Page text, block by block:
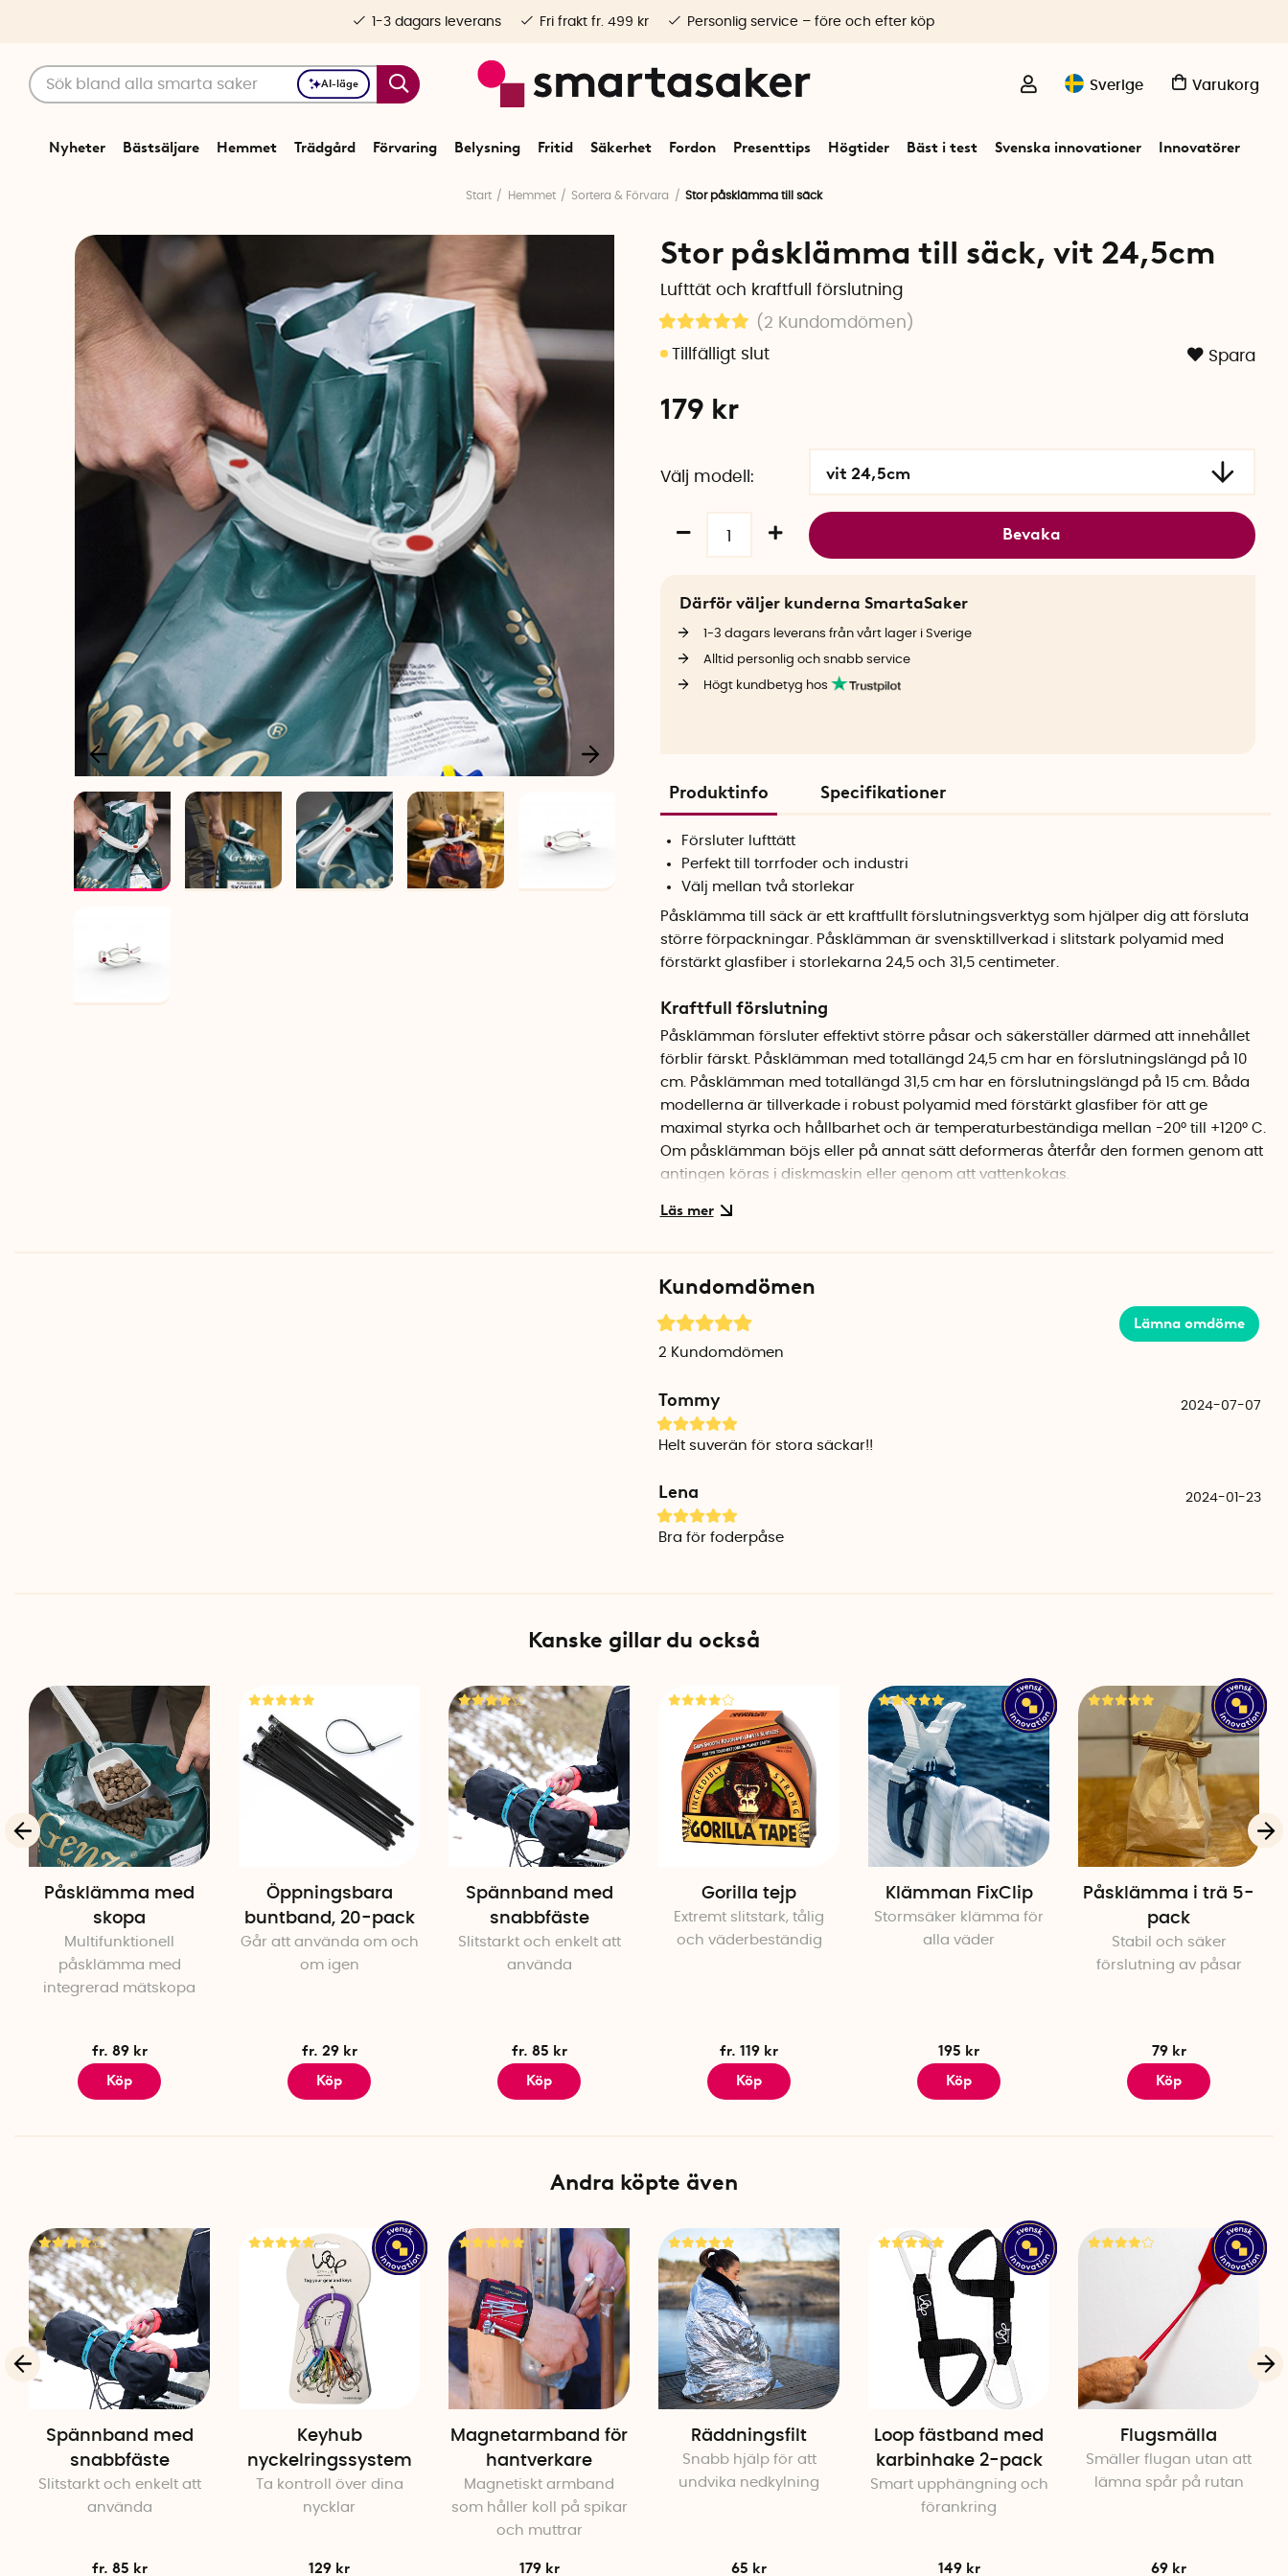
AI-läge Sverige Varukorg
Nyheter Bästsäljare Hemmet Trädgård Förvaring Belysning Fritid Säkerhet Fordon Presenttips Högtider Bäst i test Svenska innovationer Innovatörer
1-3 dagars leverans Fri frakt fr. 499 kr Personlig service – före och efter köp
Start Hemmet Sortera & Förvara Stor påsklämma till säck
Stor påsklämma till säck, vit 24,5cm
Lufttät och kraftfull förslutning
(2 Kundomdömen )
Spara
179 kr
Välj modell vit 24,5cm
Bevaka
Därför väljer kunderna SmartaSaker
1-3 dagars leverans från vårt lager i Sverige
Alltid personlig och snabb service
Högt kundbetyg hos
Produktinfo Specifikationer
Försluter lufttätt
Perfekt till torrfoder och industri
Välj mellan två storlekar
Påsklämma till säck är ett kraftfullt förslutningsverktyg som hjälper dig att försluta
större förpackningar. Påsklämman är svensktillverkad i slitstark polyamid med
förstärkt glasfiber i storlekarna 24,5 och 31,5 centimeter.
Kraftfull förslutning
Påsklämman försluter effektivt större påsar och säkerställer därmed att innehållet
förblir färskt. Påsklämman med totallängd 24,5 cm har en förslutningslängd på 10
cm. Påsklämman med totallängd 31,5 cm har en förslutningslängd på 15 cm. Båda
modellerna är tillverkade i robust polyamid med förstärkt glasfiber för att ge
maximal styrka och hållbarhet och är temperaturbeständiga mellan -20° till +120° C.
Om påsklämman böjs eller på annat sätt deformeras återfår den formen genom att
antingen köras i diskmaskin eller genom att vattenkokas.
Specifikationer
Vikt, 31,5 cm: 130 g
Förslutningslängd, 31,5 cm: 15 cm
Material: Glasfiberförstärkt polyamid
Tillverkningsland: Sverige
Antal per förpackning: 1
Kundomdömen
Lämna omdöme
2 Kundomdömen
Tommy 2024-07-07
Helt suverän för stora säckar!!
Lena 2024-01-23
Bra för foderpåse
Kanske gillar du också
Påsklämma med
skopa
Multifunktionell
påsklämma med
integrerad mätskopa
fr. 89 kr
Köp
Öppningsbara
buntband, 20-pack
Går att använda om och
om igen
fr. 29 kr
Köp
Spännband med
snabbfäste
Slitstarkt och enkelt att
använda
fr. 85 kr
Köp
Gorilla tejp
Extremt slitstark, tålig
och väderbeständig
fr. 119 kr
Köp
Klämman FixClip
Stormsäker klämma för
alla väder
195 kr
Köp
Påsklämma i trä 5-
pack
Stabil och säker
förslutning av påsar
79 kr
Köp
Andra köpte även
Spännband med
snabbfäste
Slitstarkt och enkelt att
använda
fr. 85 kr
Keyhub
nyckelringssystem
Ta kontroll över dina
nycklar
129 kr
Magnetarmband för
hantverkare
Magnetiskt armband
som håller koll på spikar
och muttrar
179 kr
Räddningsfilt
Snabb hjälp för att
undvika nedkylning
65 kr
Loop fästband med
karbinhake 2-pack
Smart upphängning och
förankring
149 kr
Flugsmälla
Smäller flugan utan att
lämna spår på rutan
69 kr